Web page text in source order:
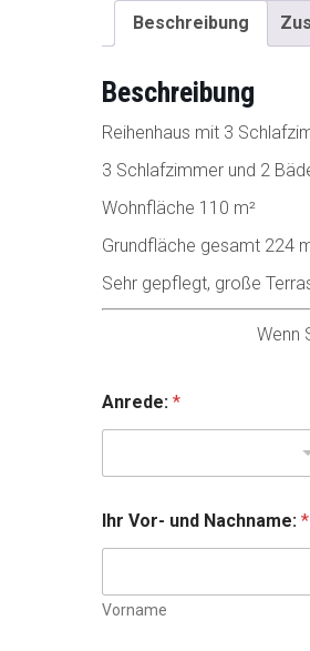
Beschreibung
Beschreibung
Reihenhaus mit 3
3 Schlafzimmer und 2
Wohnfläche 110 m²
Grundfläche gesamt 224
Sehr gepflegt, große
Wenn
Anrede: *
Ihr Vor- und Nachname: *
Vorname